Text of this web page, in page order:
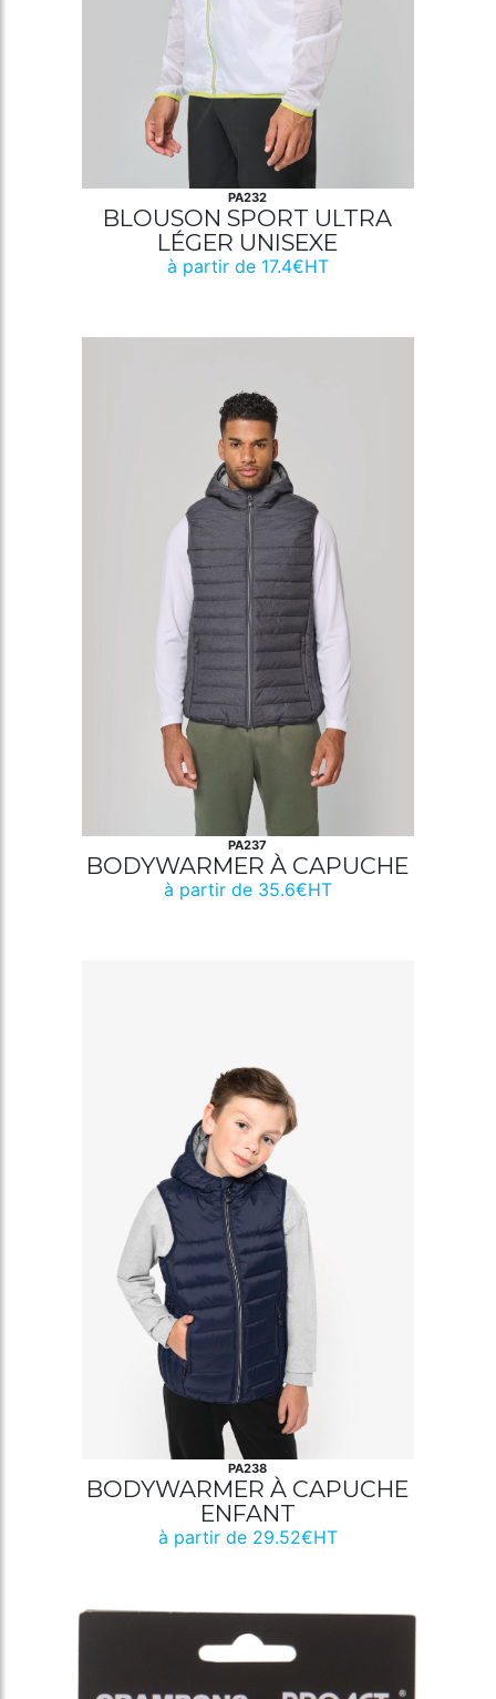
PA232
BLOUSON SPORT ULTRA
LÉGER UNISEXE
à partir de 17.4€HT
PA237
BODYWARMER À CAPUCHE
à partir de 35.6€HT
PA238
BODYWARMER À CAPUCHE
ENFANT
à partir de 29.52€HT